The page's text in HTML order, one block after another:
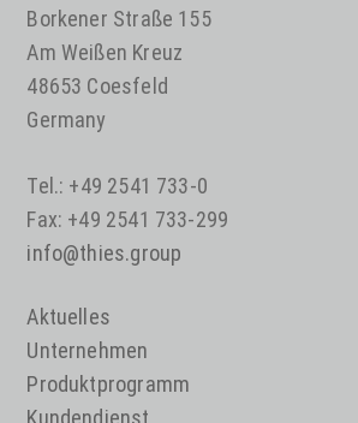
Borkener Straße 155
Am Weißen Kreuz
48653 Coesfeld
Germany
Tel.: +49 2541 733-0
Fax: +49 2541 733-299
info@thies.group
Aktuelles
Unternehmen
Produktprogramm
Kundendienst